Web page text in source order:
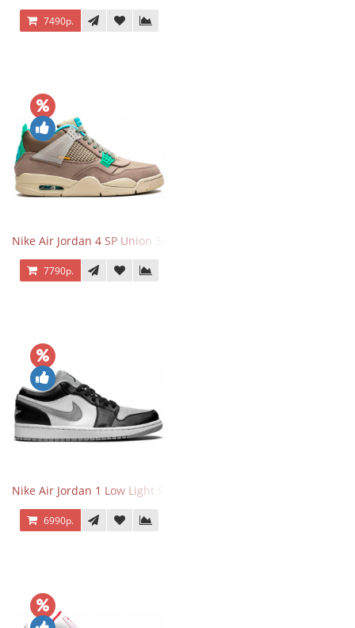
7490р.
Nike Air Jordan 4 SP Union 30th Anniversary Taupe Haze
7790р.
Nike Air Jordan 1 Low Light Smoke Grey
6990р.